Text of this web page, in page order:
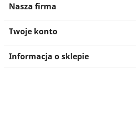
Nasza firma
Twoje konto
Informacja o sklepie